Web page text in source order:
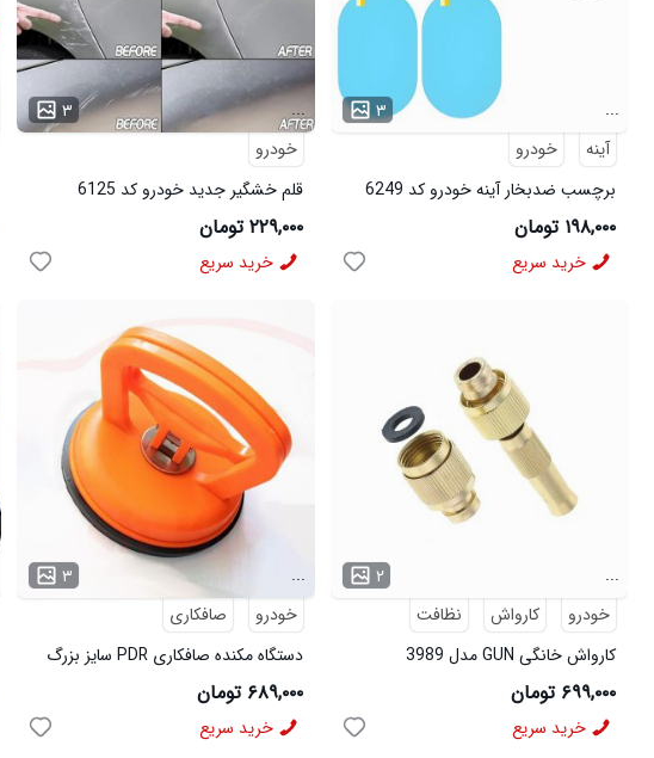
۳
...
آینه
خودرو
برچسب ضدبخار آینه خودرو کد 6249
۱۹۸,۰۰۰ تومان
خرید سریع
۳
...
خودرو
قلم خشگیر جدید خودرو کد 6125
۲۲۹,۰۰۰ تومان
خرید سریع
۲
...
خودرو
کارواش
نظافت
کارواش خانگی GUN مدل 3989
۶۹۹,۰۰۰ تومان
خرید سریع
۳
...
خودرو
صافکاری
دستگاه مکنده صافکاری PDR سایز بزرگ
مدل 3774
۶۸۹,۰۰۰ تومان
خرید سریع